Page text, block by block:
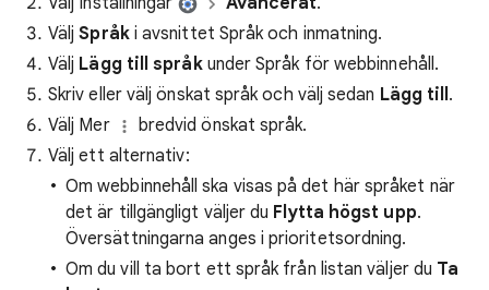
VäljSpråki avsnittet Språk och inmatning.
Välj Lägg till språkunder Språk för webbinnehåll.
Skriv eller välj önskat språk och välj sedan Lägg till.
Välj Mer
bredvid önskat språk.
Välj ett alternativ:
Om webbinnehåll ska visas på det här språket när
det är tillgängligt väljer du Flytta högst upp.
Översättningarna anges i prioritetsordning.
Om du vill ta bort ett språk från listan väljer du Ta